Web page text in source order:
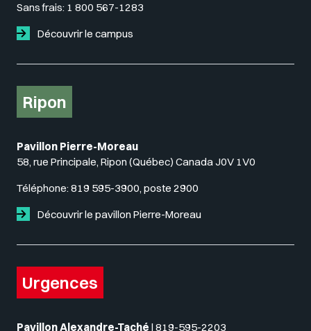
Sans frais: 1 800 567-1283
Découvrir le campus
Ripon
Pavillon Pierre-Moreau
58, rue Principale, Ripon (Québec) Canada J0V 1V0
Téléphone: 819 595-3900, poste 2900
Découvrir le pavillon Pierre-Moreau
Urgences
Pavillon Alexandre-Taché | 819-595-2203